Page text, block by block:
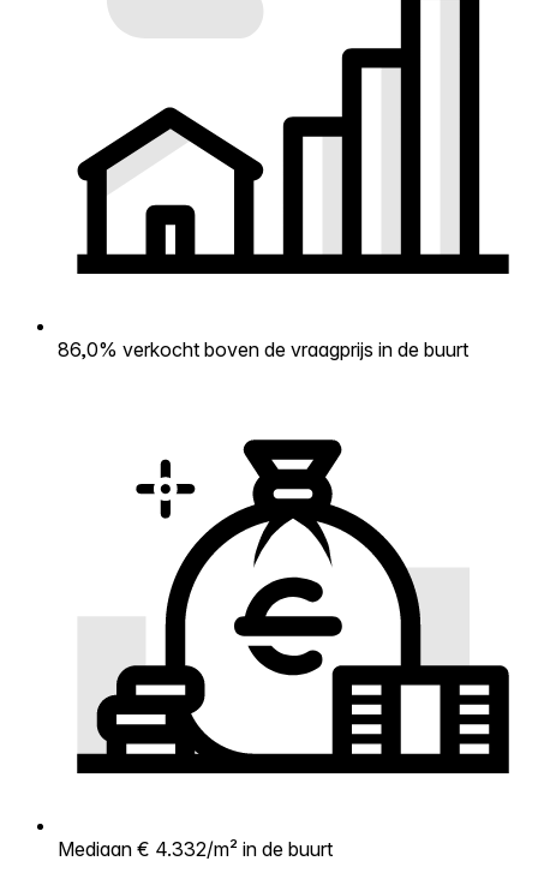
86,0% verkocht boven de vraagprijs in de buurt
Mediaan € 4.332/m² in de buurt